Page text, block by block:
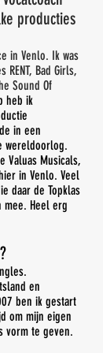
producties
in Venlo. Ik was
Bad Girls,
Sound Of
heb ik
in een
wereldoorlog.
Valuas Musicals,
in Venlo. Veel
daar de Topklas
mee. Heel erg
en
ben ik gestart
om mijn eigen
vorm te geven.